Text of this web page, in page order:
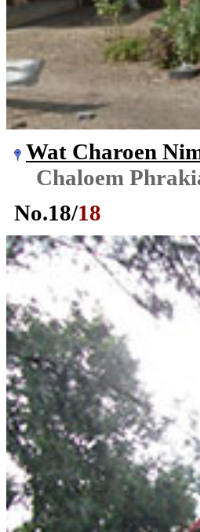
Wat Charoen
Chaloem
No.18/18